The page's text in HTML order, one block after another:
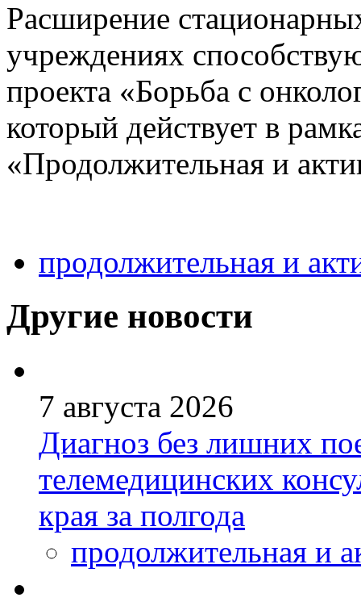
Расширение
учреждениях
проекта «Борьба с
который действует в
«Продолжительная и
продолжительная и
Другие новости
7 августа 2026
Диагноз без лишних
телемедицинских
края за полгода
продолжительная и